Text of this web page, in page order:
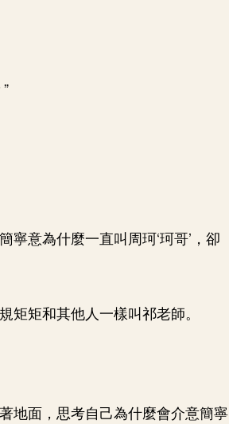
意為什麼一直叫周珂‘珂哥’，卻
矩和其他人一樣叫祁老師。
地面，思考自己為什麼會介意簡寧